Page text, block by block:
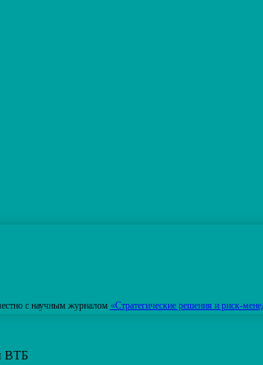
с научным журналом «Стратегические решения и риск-
ВТБ